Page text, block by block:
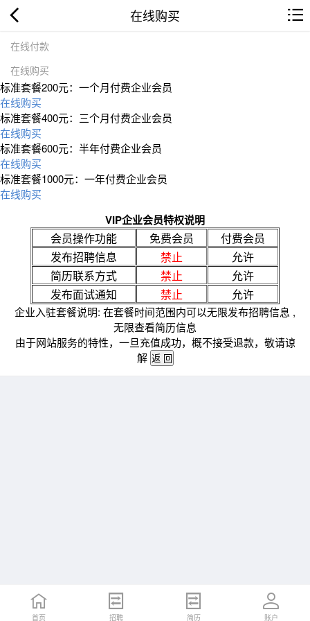
在线购买
在线付款
在线购买
标准套餐200元：一个月付费企业会员
在线购买
标准套餐400元：三个月付费企业会员
在线购买
标准套餐600元：半年付费企业会员
在线购买
标准套餐1000元：一年付费企业会员
在线购买
VIP企业会员特权说明
会员操作功能 免费会员
付费会员
发布招聘信息
禁止
允许
简历联系方式
禁止
允许
发布面试通知
禁止 允许
企业入驻套餐说明: 在套餐时间范围内可以无限发布招聘信息 ,
无限查看简历信息
由于网站服务的特性，一旦充值成功，概不接受退款，敬请谅
解
首页 招聘 简历 账户